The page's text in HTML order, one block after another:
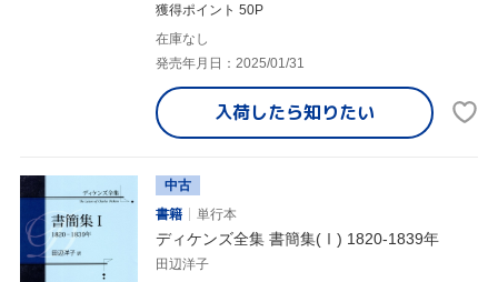
獲得ポイント 50P
在庫なし
発売年月日：2025/01/31
入荷したら知りたい
中古
書籍
単行本
ディケンズ全集 書簡集(Ⅰ) 1820-1839年
田辺洋子